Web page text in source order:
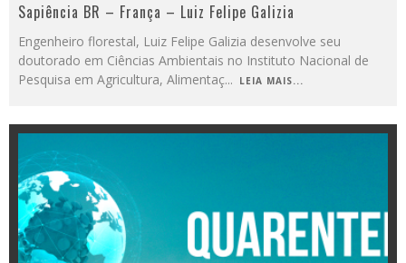
Sapiência BR – França – Luiz Felipe Galizia
Engenheiro florestal, Luiz Felipe Galizia desenvolve seu
doutorado em Ciências Ambientais no Instituto Nacional de
Pesquisa em Agricultura, Alimentaç... LEIA MAIS...